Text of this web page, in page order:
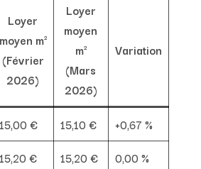
Loyer
moyen m²
(Février
2026)
Loyer
moyen
m²
(Mars
2026)
Variation
15,00 € 15,10 €
+0,67 %
15,20 € 15,20 €
0,00 %